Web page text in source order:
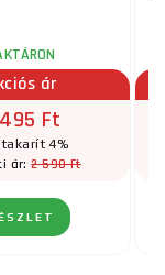
ár
Ft
4%
ár:2 590 Ft